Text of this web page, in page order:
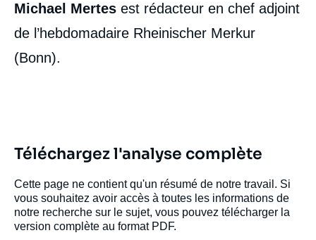
Michael Mertes est rédacteur en chef adjoint
de l’hebdomadaire Rheinischer Merkur
(Bonn).
Téléchargez l'analyse complète
Cette page ne contient qu'un résumé de notre travail. Si
vous souhaitez avoir accès à toutes les informations de
notre recherche sur le sujet, vous pouvez télécharger la
version complète au format PDF.